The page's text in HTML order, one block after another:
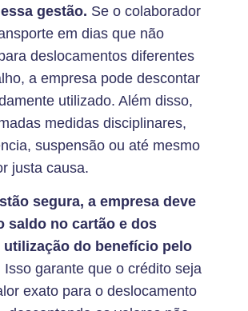
gestão. Se o colaborador
em dias que não
deslocamentos diferentes
a empresa pode descontar
utilizado. Além disso,
medidas disciplinares,
suspensão ou até mesmo
justa causa.
segura, a empresa deve
saldo no cartão e dos
do benefício pelo
Isso garante que o crédito seja
exato para o deslocamento